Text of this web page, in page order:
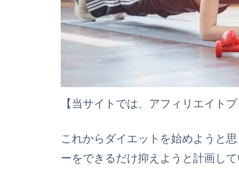
【当サイトでは、アフィリエイト
これからダイエットを始めようと
ーをできるだけ抑えようと計画して